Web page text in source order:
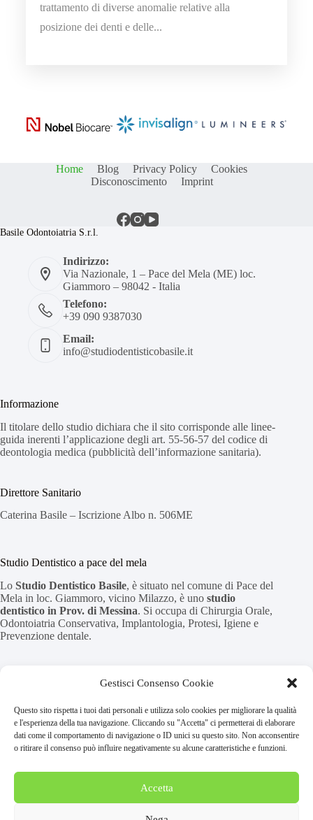
Gestisci Consenso Cookie
Questo sito rispetta i tuoi dati personali e utilizza solo cookies per migliorare la qualità
e l'esperienza della tua navigazione. Cliccando su "Accetta" ci permetterai di elaborare
dati come il comportamento di navigazione o ID unici su questo sito. Non acconsentire
o ritirare il consenso può influire negativamente su alcune caratteristiche e funzioni.
Accetta
trattamento di diverse anomalie relative alla
posizione dei denti e delle...
Home Blog Privacy Policy
Cookies
Disconoscimento
Imprint
Basile Odontoiatria S.r.l.
Indirizzo:
Via Nazionale, 1 – Pace del Mela (ME) loc.
Giammoro – 98042 - Italia
Telefono:
+39 090 9387030
Email:
info@studiodentisticobasile.it
Informazione
Il titolare dello studio dichiara che il sito corrisponde alle linee-
guida inerenti l’applicazione degli art. 55-56-57 del codice di
deontologia medica (pubblicità dell’informazione sanitaria).
Direttore Sanitario
Caterina Basile – Iscrizione Albo n. 506ME
Studio Dentistico a pace del mela
Lo Studio Dentistico Basile, è situato nel comune di Pace del
Mela in loc. Giammoro, vicino Milazzo, è uno studio
dentistico in Prov. di Messina. Si occupa di Chirurgia Orale,
Odontoiatria Conservativa, Implantologia, Protesi, Igiene e
Prevenzione dentale.
LUMINEERS™
Blog